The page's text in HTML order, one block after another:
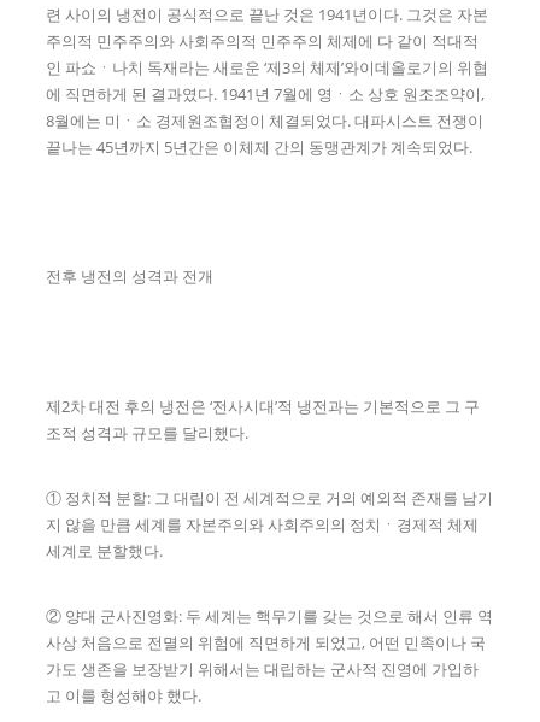
련 사이의 냉전이 공식적으로 끝난 것은 1941년이다. 그것은 자본
주의적 민주주의와 사회주의적 민주주의 체제에 다 같이 적대적
인 파쇼ㆍ나치 독재라는 새로운 ‘제3의 체제’와이데올로기의 위협
에 직면하게 된 결과였다. 1941년 7월에 영ㆍ소 상호 원조조약이,
8월에는 미ㆍ소 경제원조협정이 체결되었다. 대파시스트 전쟁이
끝나는 45년까지 5년간은 이체제 간의 동맹관계가 계속되었다.
전후 냉전의 성격과 전개
제2차 대전 후의 냉전은 ‘전사시대’적 냉전과는 기본적으로 그 구
조적 성격과 규모를 달리했다.
① 정치적 분할: 그 대립이 전 세계적으로 거의 예외적 존재를 남기
지 않을 만큼 세계를 자본주의와 사회주의의 정치ㆍ경제적 체제
세계로 분할했다.
② 양대 군사진영화: 두 세계는 핵무기를 갖는 것으로 해서 인류 역
사상 처음으로 전멸의 위험에 직면하게 되었고, 어떤 민족이나 국
가도 생존을 보장받기 위해서는 대립하는 군사적 진영에 가입하
고 이를 형성해야 했다.